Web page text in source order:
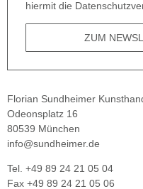
hiermit die
ZUM
Florian Sundheimer
Odeonsplatz 16
80539 München
info@sundheimer.de
Tel. +49 89 24 21 05 04
Fax +49 89 24 21 05 06